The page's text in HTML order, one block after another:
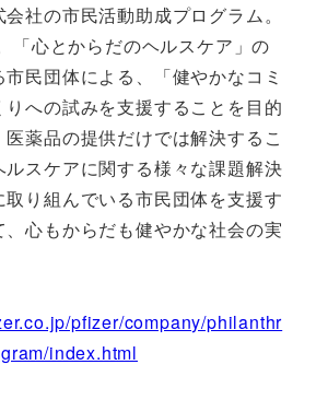
社の市民活動助成プログラム。
「心とからだのヘルスケア」の
民団体による、「健やかなコミ
りへの試みを支援することを目的
医薬品の提供だけでは解決するこ
ルスケアに関する様々な課題解決
り組んでいる市民団体を支援す
、心もからだも健やかな社会の実
pfizer/company/philanthr
index.html